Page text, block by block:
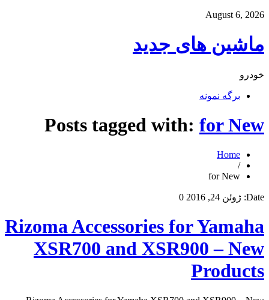
August 6, 2026
ماشین های جدید
خودرو
برگه نمونه
Posts tagged with: for New
Home
/
for New
Date: ژوئن 24, 2016 0
Rizoma Accessories for Yamaha
XSR700 and XSR900 – New
Products